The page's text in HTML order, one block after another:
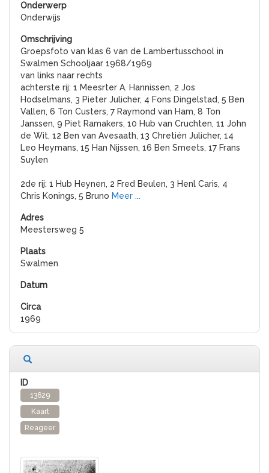
Onderwijs
Groepsfoto van klas 6 van de Lambertusschool in
Swalmen Schooljaar 1968/1969
van links naar rechts
achterste rij: 1 Meesrter A. Hannissen, 2 Jos
Hodselmans, 3 Pieter Julicher, 4 Fons Dingelstad, 5 Ben
Vallen, 6 Ton Custers, 7 Raymond van Ham, 8 Ton
Janssen, 9 Piet Ramakers, 10 Hub van Cruchten, 11 John
de Wit, 12 Ben van Avesaath, 13 Chretién Julicher, 14
Leo Heymans, 15 Han Nijssen, 16 Ben Smeets, 17 Frans
Suylen
2de rij: 1 Hub Heynen, 2 Fred Beulen, 3 Henl Caris, 4
Chris Konings, 5 Bruno Meer ...
Meestersweg 5
Swalmen
1969
13629
Kaart
Reageer